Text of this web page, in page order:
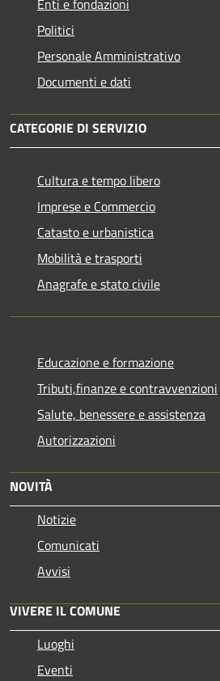
Enti e fondazioni
Politici
Personale Amministrativo
Documenti e dati
CATEGORIE DI SERVIZIO
Cultura e tempo libero
Imprese e Commercio
Catasto e urbanistica
Mobilità e trasporti
Anagrafe e stato civile
Educazione e formazione
Tributi,finanze e contravvenzioni
Salute, benessere e assistenza
Autorizzazioni
NOVITÀ
Notizie
Comunicati
Avvisi
VIVERE IL COMUNE
Luoghi
Eventi